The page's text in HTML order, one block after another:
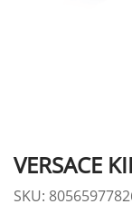
VERSACE
SKU: